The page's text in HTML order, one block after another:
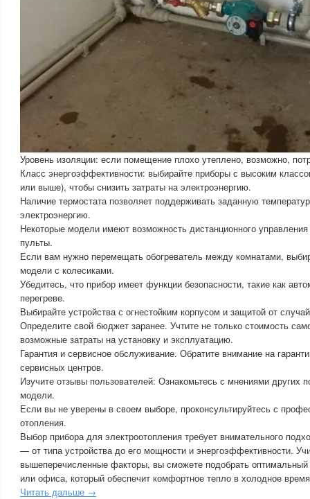
Уровень изоляции: если помещение плохо утеплено, возможно,
Класс энергоэффективности: выбирайте приборы с высоким
или выше), чтобы снизить затраты на электроэнергию.
Наличие термостата позволяет поддерживать заданную
электроэнергию.
Некоторые модели имеют возможность дистанционного
пульты.
Если вам нужно перемещать обогреватель между комнатами,
модели с колесиками.
Убедитесь, что прибор имеет функции безопасности, такие как
перегреве.
Выбирайте устройства с огнестойким корпусом и защитой от
Определите свой бюджет заранее. Учтите не только стоимость
возможные затраты на установку и эксплуатацию.
Гарантия и сервисное обслуживание. Обратите внимание на
сервисных центров.
Изучите отзывы пользователей: Ознакомьтесь с мнениями других
модели.
Если вы не уверены в своем выборе, проконсультируйтесь с
отопления.
Выбор прибора для электроотопления требует внимательного
— от типа устройства до его мощности и энергоэффективности.
вышеперечисленные факторы, вы сможете подобрать
или офиса, который обеспечит комфортное тепло в холодное
Читать дальше →